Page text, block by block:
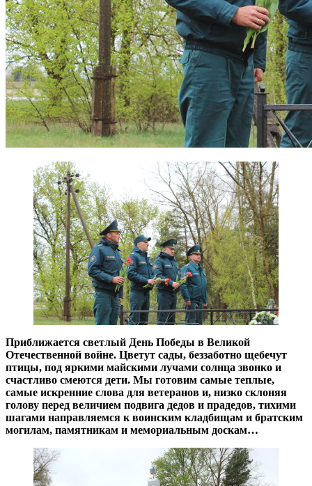
Приближается светлый День Победы в Великой
Отечественной войне. Цветут сады, беззаботно щебечут
птицы, под яркими майскими лучами солнца звонко и
счастливо смеются дети. Мы готовим самые теплые,
самые искренние слова для ветеранов и, низко склоняя
голову перед величием подвига дедов и прадедов, тихими
шагами направляемся к воинским кладбищам и братским
могилам, памятникам и мемориальным доскам…